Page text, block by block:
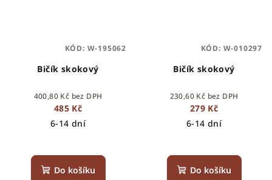
Bičík skokový
400,80 Kč bez DPH
485 Kč
6-14 dní
Do košíku
KÓD: W-195062
Bičík skokový
230,60 Kč bez DPH
279 Kč
6-14 dní
Do košíku
KÓD: W-010297